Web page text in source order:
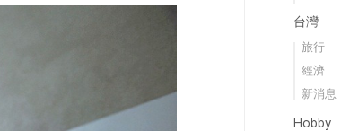
台灣
旅行
經濟
新消息
Hobby